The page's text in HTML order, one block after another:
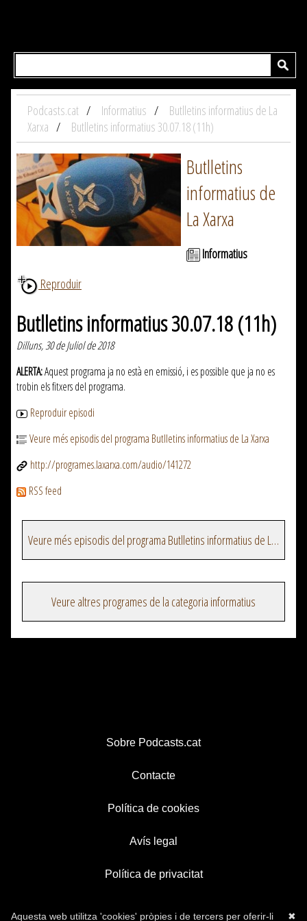
Podcasts.cat Informatius
Butlletins informatius de La
Xarxa
Butlletins informatius 30.07.18 (11h)
Butlletins
informatius de
La Xarxa
Informatius
Reproduir
Butlletins informatius 30.07.18 (11h)
Dilluns, 30 de Juliol de 2018
ALERTA:Aquest programa ja no està en emissió, i es possible que ja no es
trobin els fitxers del programa.
Reproduir episodi
Veure més episodis del programa Butlletins informatius de La Xarxa
http://programes.laxarxa.com/audio/141272
RSS feed
Veure més episodis del programa Butlletins informatius de La Xarxa
Veure altres programes de la categoria informatius
Sobre Podcasts.cat
Contacte
Política de cookies
Avís legal
Política de privacitat
✖
Aquesta web utilitza 'cookies' pròpies i de tercers per oferir-li